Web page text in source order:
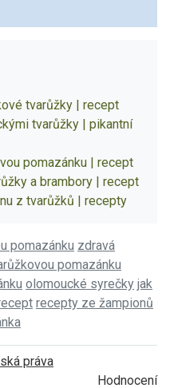
tvarůžky | recept
tvarůžky | pikantní
pomazánku | recept
a brambory | recept
z tvarůžků | recepty
pomazánku zdravá
pomazánku
olomoucké syrečky jak
recepty ze žampionů
práva
Hodnocení